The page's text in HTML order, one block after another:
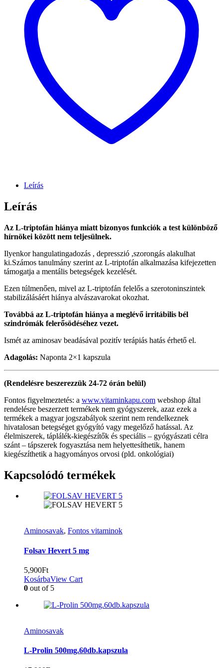
Leírás
Leírás
Az L-triptofán hiánya miatt bizonyos funkciók a test különböző
hírnökei között nem teljesülnek.
Ilyenkor hangulatingadozás , depresszió ,szorongás alakulhat
ki.Számos tanulmány szerint az L-triptofán alkalmazása kifejezetten
támogatja a mentális betegségek kezelését.
Ezen túlmenően, mivel az L-triptofán felelős a szerotoninszintek
stabilizálásáért hiánya alvászavarokat okozhat.
Továbbá az L-triptofán hiánya a meglévő irritábilis bél
szindrómák felerősödéséhez vezet.
Ismét az aminosav beadásával pozitív terápiás hatás érhető el.
Adagolás: Naponta 2×1 kapszula
(Rendelésre beszerezzük 24-72 órán belül)
Fontos figyelmeztetés: a www.vitaminkapu.com webshop által
rendelésre beszerzett termékek nem gyógyszerek, azaz ezek a
termékek a magyar jogszabályok szerint nem rendelkeznek
hivatalosan betegséget gyógyító vagy megelőző hatással. Az
élelmiszerek, táplálék-kiegészítők és speciális – gyógyászati célra
szánt – tápszerek fogyasztása nem helyettesíthetik, hanem
kiegészíthetik a hagyományos orvosi (pld. onkológiai)
Kapcsolódó termékek
Aminosavak, Fontos vitaminok
Folsav Hevert 5 mg
5,900Ft
KosárbaView Cart
0 out of 5
Aminosavak
L-Prolin 500mg.60db.kapszula